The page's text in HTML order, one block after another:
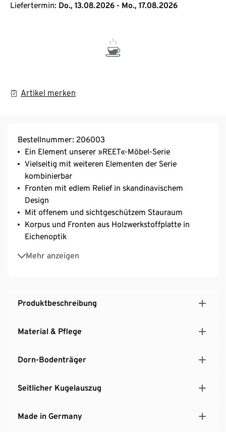
Liefertermin: Do., 13.08.2026 - Mo., 17.08.2026
Artikel merken
Bestellnummer: 206003
Ein Element unserer »REET«-Möbel-Serie
Vielseitig mit weiteren Elementen der Serie
kombinierbar
Fronten mit edlem Relief in skandinavischem
Design
Mit offenem und sichtgeschützem Stauraum
Korpus und Fronten aus Holzwerkstoffplatte in
Eichenoptik
Mehr anzeigen
1 Schublade mit Unterflur-Teilauszug und Push-to-
open-Mechanismus
Inkl. Bodenschoner und Wandbefestigung
MADE IN GERMANY
Produktbeschreibung
Material & Pflege
Dorn-Bodenträger
Seitlicher Kugelauszug
Made in Germany